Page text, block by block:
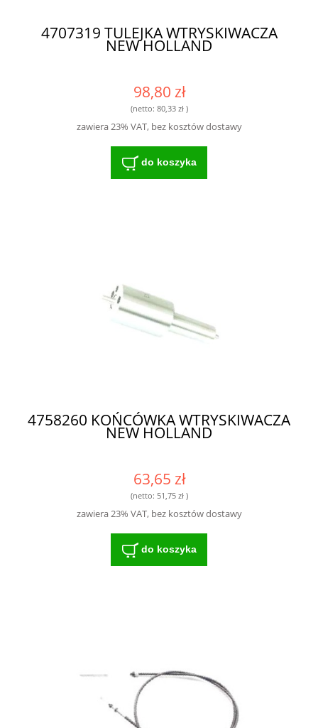
4707319 TULEJKA WTRYSKIWACZA
NEW HOLLAND
98,80 zł
(netto: 80,33 zł)
zawiera 23% VAT, bez kosztów dostawy
do koszyka
4758260 KOŃCÓWKA WTRYSKIWACZA
NEW HOLLAND
63,65 zł
(netto: 51,75 zł)
zawiera 23% VAT, bez kosztów dostawy
do koszyka